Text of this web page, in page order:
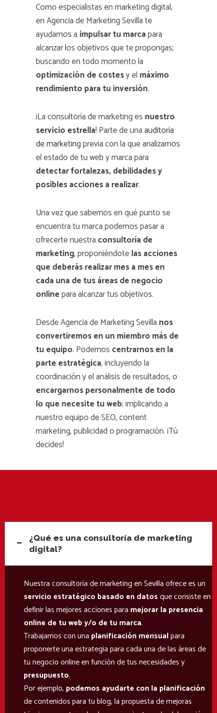
Como especialistas en marketing digital,
en Agencia de Marketing Sevilla te
ayudamos a impulsar tu marcapara
alcanzar los objetivos que te propongas;
buscando en todo momento la
optimización de costesy el máximo
rendimiento para tu inversión.
¡La consultoría de marketing es nuestro
servicio estrella! Parte de unaauditoría
de marketingprevia con la que analizamos
el estado de tu web y marca para
detectar fortalezas, debilidades y
posibles acciones a realizar.
Una vez que sabemos en qué punto se
encuentra tu marca podemos pasar a
ofrecerte nuestra consultoría de
marketing, proponiéndotelas acciones
que deberás realizar mes a mes en
cada una de tus áreas de negocio
onlinepara alcanzar tus objetivos.
Desde Agencia de Marketing Sevilla nos
convertiremos en un miembro más de
tu equipo. Podemos centrarnos en la
parte estratégica, incluyendo la
coordinación y el análisis de resultados, o
encargarnos personalmente de todo
lo que necesite tu web; implicando a
nuestro equipo de SEO, content
marketing, publicidad o programación. ¡Tú
decides!
¿Qué es una consultoría de marketing
digital?
Nuestra consultoría de marketing en Sevilla ofrece es un
servicio estratégico basado en datosque consiste en
definir las mejores acciones para mejorar la presencia
online de tu web y/o de tu marca.
Trabajamos con una planificación mensualpara
proponerte una estrategia para cada una de las áreas de
tu negocio online en función de tus necesidades y
presupuesto.
Por ejemplo, podemos ayudarte con la planificación
de contenidos para tu blog, la propuesta de mejoras